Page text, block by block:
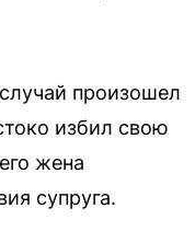
произошел
избил свою
жена
супруга.